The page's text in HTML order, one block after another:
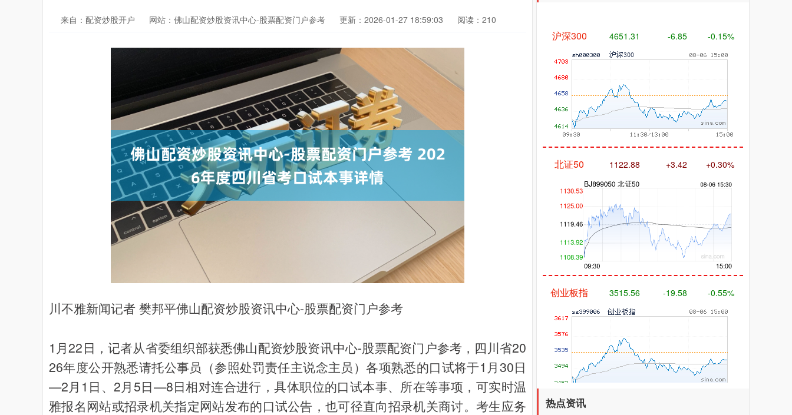
来自：配资炒股开户 网站：佛山配资炒股资讯中心-股票配资门户参考 更新：2026-01-27 18:59:03 阅读：210
川不雅新闻记者 樊邦平佛山配资炒股资讯中心-股票配资门户参考
1月22日，记者从省委组织部获悉佛山配资炒股资讯中心-股票配资门户参考，四川省20
26年度公开熟悉请托公事员（参照处罚责任主说念主员）各项熟悉的口试将于1月30日
—2月1日、2月5日—8日相对连合进行，具体职位的口试本事、所在等事项，可实时温
雅报名网站或招录机关指定网站发布的口试公告，也可径直向招录机关商讨。考生应务
北证50 1122.88 +3.42 +0.30%
创业板指 3515.56 -19.58 -0.55%
基金指数
热点资讯